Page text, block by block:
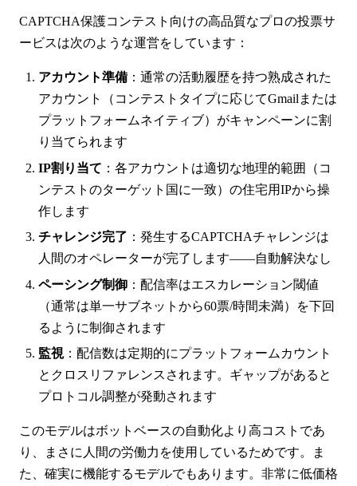
CAPTCHA保護コンテスト向けの高品質なプロの投票サ
ービスは次のような運営をしています：
アカウント準備 ：通常の活動履歴を持つ熟成された
アカウント（コンテストタイプに応じてGmailまたは
プラットフォームネイティブ）がキャンペーンに割
り当てられます
IP割り当て ：各アカウントは適切な地理的範囲（コ
ンテストのターゲット国に一致）の住宅用IPから操
作します
チャレンジ完了 ：発生するCAPTCHAチャレンジは
人間のオペレーターが完了します——自動解決なし
ペーシング制御 ：配信率はエスカレーション閾値
（通常は単一サブネットから60票/時間未満）を下回
るように制御されます
監視：配信数は定期的にプラットフォームカウント
とクロスリファレンスされます。ギャップがあると
プロトコル調整が発動されます
このモデルはボットベースの自動化より高コストであ
り、まさに人間の労働力を使用しているためです。ま
た、確実に機能するモデルでもあります。非常に低価格